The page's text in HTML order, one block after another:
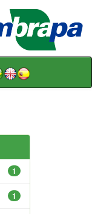
1
1